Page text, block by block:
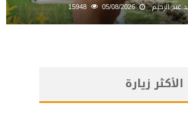
عبد الرحيم 05/08/2026
15948
الأكثر زيارة